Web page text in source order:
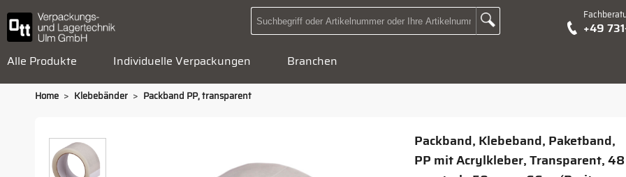
Suchbegriff oder Artikelnummer hier eingeben:
Zur Suche Landingpage
+49
Alle Produkte
Individuelle Verpackungen Branchen
Home > Klebebänder > Packband PP, transparent
Packband, Klebeband, Paketband,
PP mit Acrylkleber, Transparent, 48